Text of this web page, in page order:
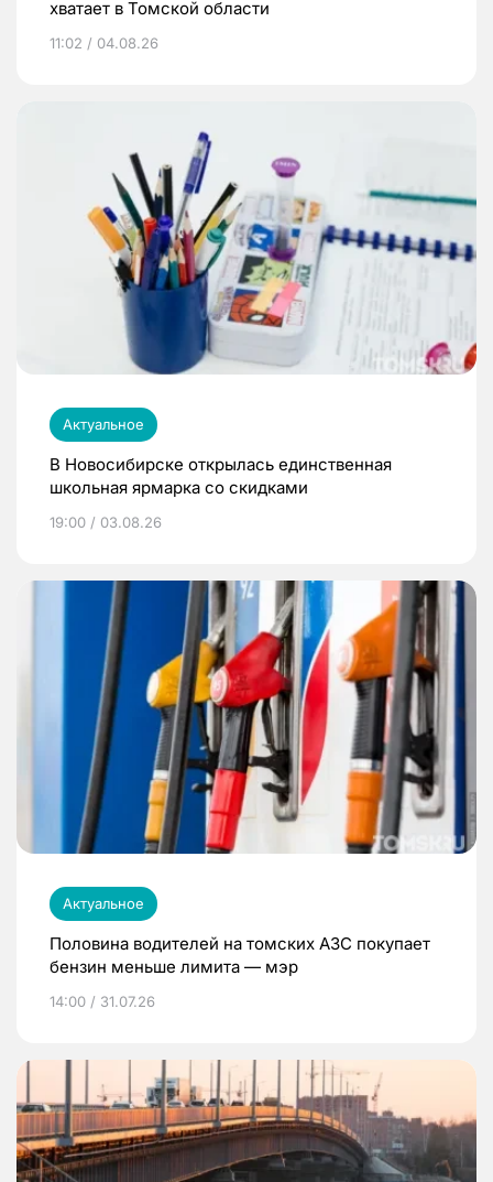
хватает в Томской области
11:02 / 04.08.26
Актуальное
В Новосибирске открылась единственная
школьная ярмарка со скидками
19:00 / 03.08.26
Актуальное
Половина водителей на томских АЗС покупает
бензин меньше лимита — мэр
14:00 / 31.07.26